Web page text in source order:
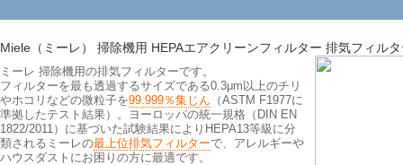
Miele（ミーレ） 掃除機用 HEPAエアクリーンフィルター 排気フィル
ミーレ 掃除機用の排気フィルターです。
フィルターを最も透過するサイズである0.3μm以上のチリ
やホコリなどの微粒子を99.999％集じん （ASTM F1977に
準拠したテスト結果）。ヨーロッパの統一規格（DIN EN
1822/2011）に基づいた試験結果によりHEPA13等級に分
類されるミーレの最上位排気フィルターで、アレルギーや
ハウスダストにお困りの方に最適です。